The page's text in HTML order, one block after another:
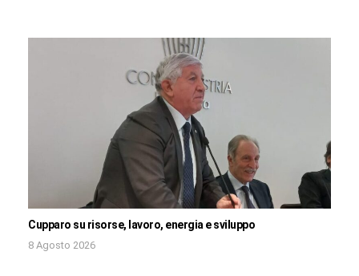
Cupparo su risorse, lavoro, energia e sviluppo
8 Agosto 2026